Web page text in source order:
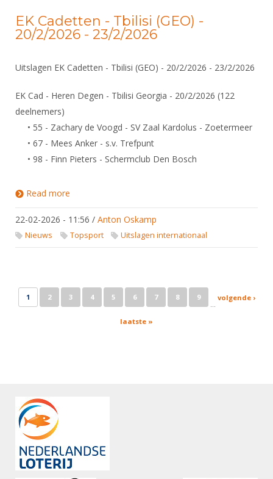
EK Cadetten - Tbilisi (GEO) -
20/2/2026 - 23/2/2026
Uitslagen EK Cadetten - Tbilisi (GEO) - 20/2/2026 - 23/2/2026
EK Cad - Heren Degen - Tbilisi Georgia - 20/2/2026 (122
deelnemers)
• 55 - Zachary de Voogd - SV Zaal Kardolus - Zoetermeer
• 67 - Mees Anker - s.v. Trefpunt
• 98 - Finn Pieters - Schermclub Den Bosch
Read more
22-02-2026 - 11:56 / Anton Oskamp
Nieuws Topsport Uitslagen internationaal
Pages
1 2 3 4 5 6 7 8
9
…
volgende ›
laatste »